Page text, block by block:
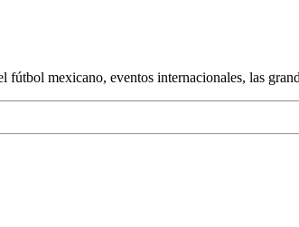
mexicano, eventos internacionales, las